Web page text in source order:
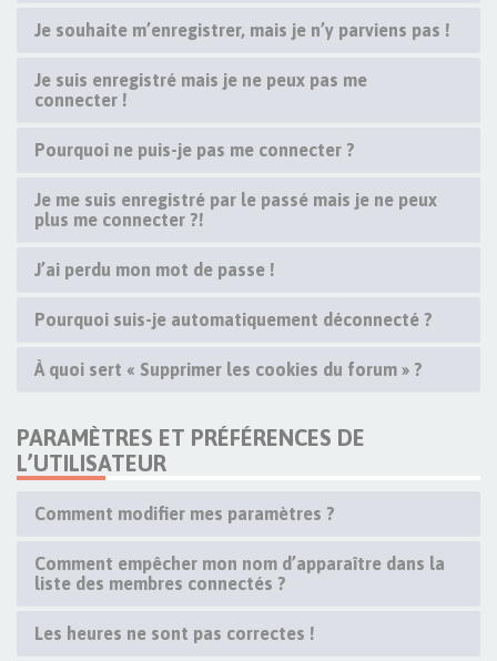
Je souhaite m’enregistrer, mais je n’y parviens pas !
Je suis enregistré mais je ne peux pas me
connecter !
Pourquoi ne puis-je pas me connecter ?
Je me suis enregistré par le passé mais je ne peux
plus me connecter ?!
J’ai perdu mon mot de passe !
Pourquoi suis-je automatiquement déconnecté ?
À quoi sert « Supprimer les cookies du forum » ?
PARAMÈTRES ET PRÉFÉRENCES DE
L’UTILISATEUR
Comment modifier mes paramètres ?
Comment empêcher mon nom d’apparaître dans la
liste des membres connectés ?
Les heures ne sont pas correctes !